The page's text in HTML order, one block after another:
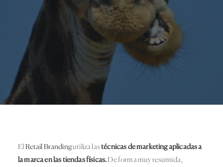
El Retail Brandingutiliza lastécnicas de marketing aplicadas a
la marca en las tiendas físicas. De forma muy resumida,